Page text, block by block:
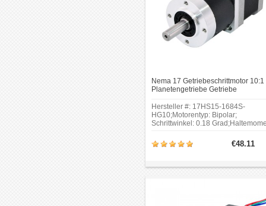
Nema 17 Getriebeschrittmotor 10:1
Planetengetriebe Getriebe
Hersteller #: 17HS15-1684S-
HG10;Motorentyp: Bipolar;
Schrittwinkel: 0.18
10 : 1;Zahnspiel bei Nulllast: <=15
42mm.
€48.11